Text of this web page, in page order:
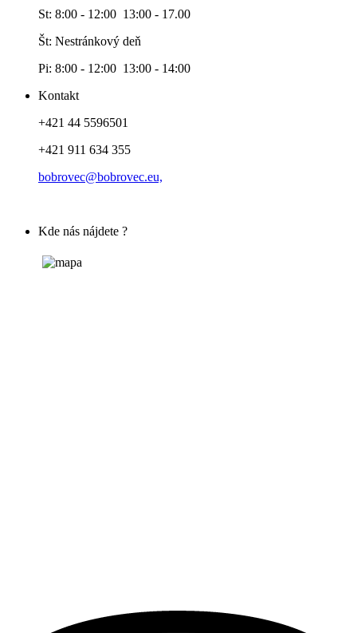
St: 8:00 - 12:00 13:00 - 17.00
Št: Nestránkový deň
Pi: 8:00 - 12:00 13:00 - 14:00
Kontakt
+421 44 5596501
+421 911 634 355
bobrovec@bobrovec.eu,
Kde nás nájdete ?